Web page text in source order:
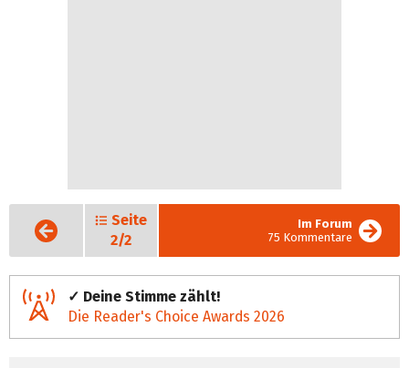
Vorige
Seite
Seite
2/2
Im Forum
75 Kommentare
✓ Deine Stimme zählt!
Die Reader's Choice Awards 2026